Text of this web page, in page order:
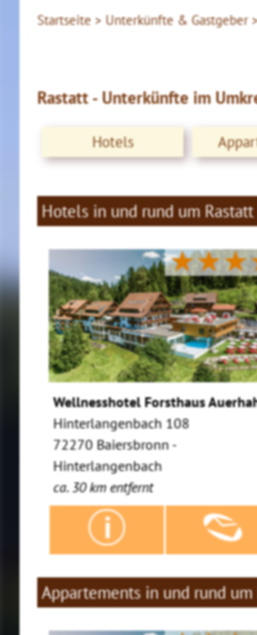
Startseite > Unterkünfte & Gastgeber
Rastatt - Unterkünfte im
Hotels
Hotels in und rund um Rastatt
Wellnesshotel Forsthaus
Hinterlangenbach 108
72270 Baiersbronn -
Hinterlangenbach
ca. 30 km entfernt
Appartements in und rund um